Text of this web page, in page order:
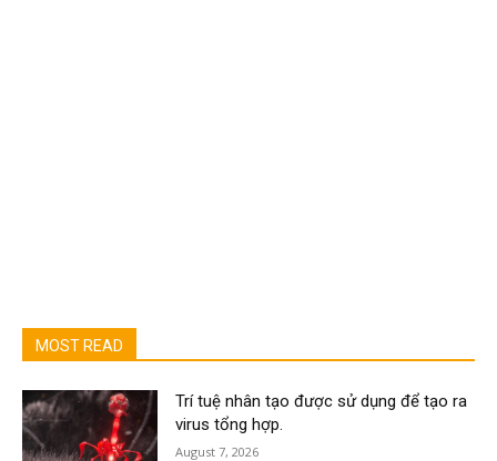
MOST READ
Trí tuệ nhân tạo được sử dụng để tạo ra
virus tổng hợp.
August 7, 2026